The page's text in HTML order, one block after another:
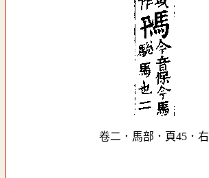
卷二．馬部．頁45．右